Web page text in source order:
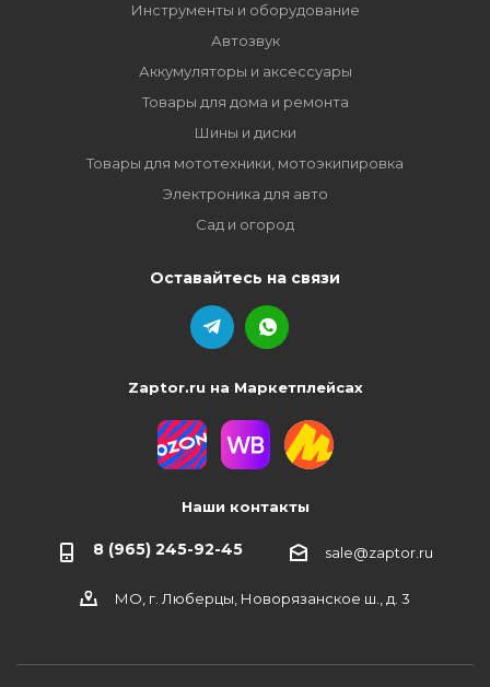
Инструменты и оборудование
Автозвук
Аккумуляторы и аксессуары
Товары для дома и ремонта
Шины и диски
Товары для мототехники, мотоэкипировка
Электроника для авто
Сад и огород
Оставайтесь на связи
Zaptor.ru на Маркетплейсах
Наши контакты
8 (965) 245-92-45 sale@zaptor.ru
МО, г. Люберцы, Новорязанское ш., д. 3